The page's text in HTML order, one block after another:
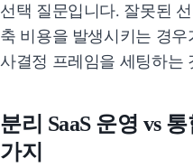
선택 질문입니다. 잘못된
축 비용을 발생시키는 경
사결정 프레임을 세팅하는
분리 SaaS 운영 vs
가지